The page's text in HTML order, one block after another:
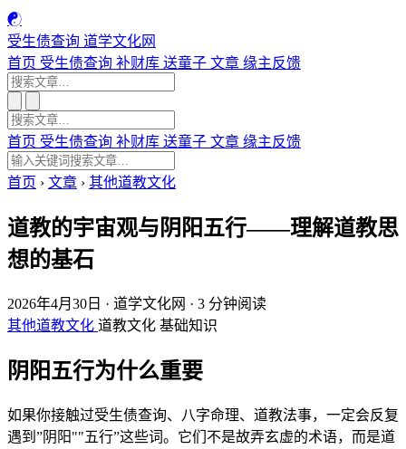
☯
受生债查询 道学文化网
首页 受生债查询 补财库 送童子 文章 缘主反馈
首页 受生债查询 补财库 送童子 文章 缘主反馈
首页 › 文章 › 其他道教文化
道教的宇宙观与阴阳五行——理解道教思
想的基石
2026年4月30日 · 道学文化网 · 3 分钟阅读
其他道教文化 道教文化 基础知识
阴阳五行为什么重要
如果你接触过受生债查询、八字命理、道教法事，一定会反复
遇到”阴阳""五行”这些词。它们不是故弄玄虚的术语，而是道